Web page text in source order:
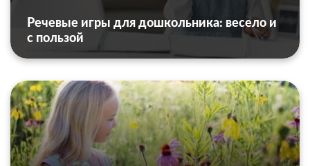
Речевые игры для дошкольника: весело и
с пользой